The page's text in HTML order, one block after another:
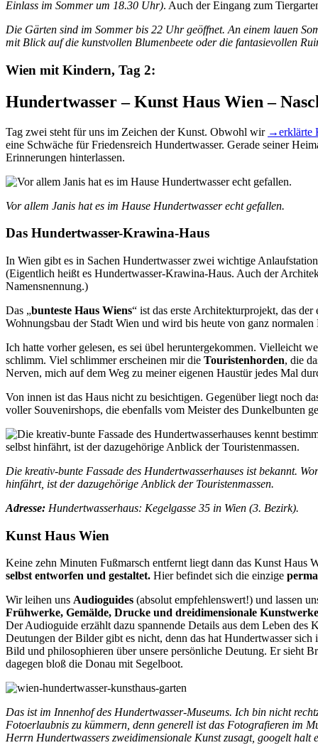
Einlass im Sommer um 18.30 Uhr). Auch der Eingang zum
Die Gärten sind im Sommer bis 22 Uhr geöffnet. An einem lauen
mit Blick auf die kunstvollen Blumenbeete oder die fantasievollen
Wien mit Kindern, Tag 2:
Hundertwasser – Kunst Haus Wien –
Tag zwei steht für uns im Zeichen der Kunst. Obwohl wir →erklärte
eine Schwäche für Friedensreich Hundertwasser. Gerade seiner
Erinnerungen hinterlassen.
Vor allem Janis hat es im Hause Hundertwasser echt gefallen.
Das Hundertwasser-Krawina-Haus
In Wien gibt es in Sachen Hundertwasser zwei wichtige
(Eigentlich heißt es Hundertwasser-Krawina-Haus. Auch der
Namensnennung.)
Das „bunteste Haus Wiens“ ist das erste Architekturprojekt, das
Wohnungsbau der Stadt Wien und wird bis heute von ganz
Ich hatte vorher gelesen, es sei übel heruntergekommen. Vielleicht
schlimm. Viel schlimmer erscheinen mir die Touristenhorden, die
Nerven, mich auf dem Weg zu meiner eigenen Haustür jedes Mal
Von innen ist das Haus nicht zu besichtigen. Gegenüber liegt noch
voller Souvenirshops, die ebenfalls vom Meister des Dunkelbunten
Die kreativ-bunte Fassade des Hundertwasserhauses ist bekannt.
hinfährt, ist der dazugehörige Anblick der Touristenmassen.
Adresse: Hundertwasserhaus: Kegelgasse 35 in Wien (3. Bezirk).
Kunst Haus Wien
Keine zehn Minuten Fußmarsch entfernt liegt dann das Kunst Haus
selbst entworfen und gestaltet. Hier befindet sich die einzige
Wir leihen uns Audioguides (absolut empfehlenswert!) und lassen
Frühwerke, Gemälde, Drucke und dreidimensionale Kunstwerke
Der Audioguide erzählt dazu spannende Details aus dem Leben des
Deutungen der Bilder gibt es nicht, denn das hat Hundertwasser
Bild und philosophieren über unsere persönliche Deutung. Er sieht
dagegen bloß die Donau mit Segelboot.
Das ist im Innenhof des Hundertwasser-Museums. Ich bin nicht
Fotoerlaubnis zu kümmern, denn generell ist das Fotografieren im
Herrn Hundertwassers zweidimensionale Kunst zusagt, googelt halt